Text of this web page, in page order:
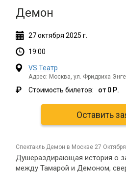
Демон
27октября 2025 г.
19:00
VS Театр
Адрес: Москва, ул. Фридриха
₽ Стоимость билетов: от 0 Р.
Оставить
спектакль Демон в Москве 27
Душераздирающая история о
между Тамарой и Демоном,